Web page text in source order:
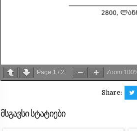
Page 1 / 2 Zoom
Share:
მსგავსი სტატიები